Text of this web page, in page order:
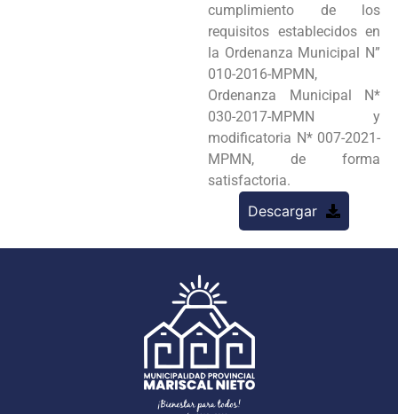
cumplimiento de los
requisitos establecidos en
la Ordenanza Municipal N”
010-2016-MPMN,
Ordenanza Municipal N*
030-2017-MPMN y
modificatoria N* 007-2021-
MPMN, de forma
satisfactoria.
Descargar